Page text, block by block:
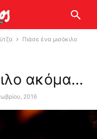
Πιάσε ένα μισόκιλο
ακόμα…
2016